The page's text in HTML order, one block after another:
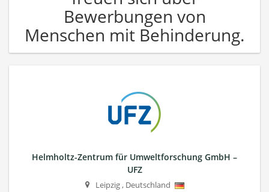
Bewerbungen von
Menschen mit Behinderung.
Helmholtz-Zentrum für Umweltforschung GmbH –
UFZ
Leipzig, Deutschland